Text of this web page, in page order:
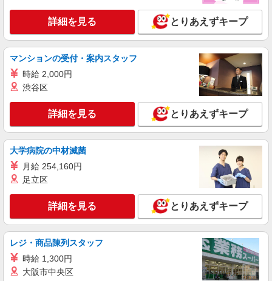
詳細を見る とりあえずキープ
マンションの受付・案内スタッフ
時給 2,000円
渋谷区
詳細を見る とりあえずキープ
大学病院の中材滅菌
月給 254,160円
足立区
詳細を見る とりあえずキープ
レジ・商品陳列スタッフ
時給 1,300円
大阪市中央区